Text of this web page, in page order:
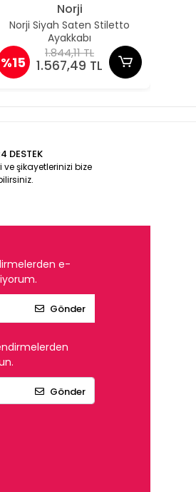
Norji
Norji Siyah Saten Stiletto
Ayakkabı
%15
1.844,11 TL
1.567,49 TL
DESTEK
ve şikayetlerinizi bize
e-
Gönder
Gönder